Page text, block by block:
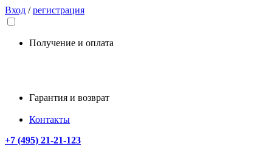
Вход /регистрация
Получение и оплата
Гарантия и возврат
Контакты
+7 (495) 21-21-123